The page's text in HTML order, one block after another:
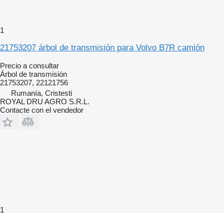
1
21753207 árbol de transmisión para Volvo B7R camión
Precio a consultar
Árbol de transmisión
21753207, 22121756
Rumanía, Cristesti
ROYAL DRU AGRO S.R.L.
Contacte con el vendedor
1